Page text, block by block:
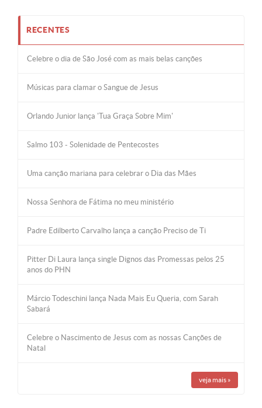
RECENTES
Celebre o dia de São José com as mais belas canções
Músicas para clamar o Sangue de Jesus
Orlando Junior lança 'Tua Graça Sobre Mim'
Salmo 103 - Solenidade de Pentecostes
Uma canção mariana para celebrar o Dia das Mães
Nossa Senhora de Fátima no meu ministério
Padre Edilberto Carvalho lança a canção Preciso de Ti
Pitter Di Laura lança single Dignos das Promessas pelos 25
anos do PHN
Márcio Todeschini lança Nada Mais Eu Queria, com Sarah
Sabará
Celebre o Nascimento de Jesus com as nossas Canções de
Natal
veja mais »